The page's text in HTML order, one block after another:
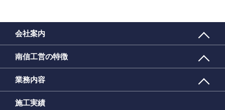
会社案内
南信工営の特徴
業務内容
施工実績